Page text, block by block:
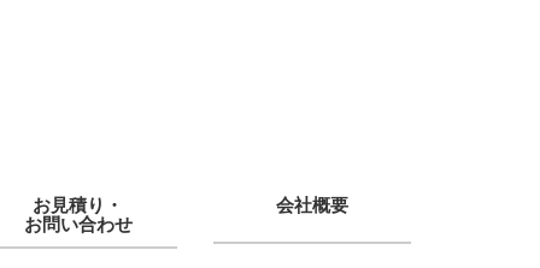
お見積り・
お問い合わせ
会社概要